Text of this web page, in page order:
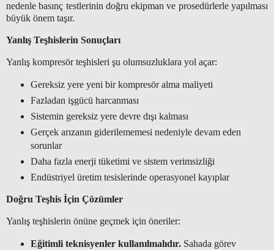
nedenle basınç testlerinin doğru ekipman ve prosedürlerle yapılması
büyük önem taşır.
Yanlış Teşhislerin Sonuçları
Yanlış kompresör teşhisleri şu olumsuzluklara yol açar:
Gereksiz yere yeni bir kompresör alma maliyeti
Fazladan işgücü harcanması
Sistemin gereksiz yere devre dışı kalması
Gerçek arızanın giderilememesi nedeniyle devam eden
sorunlar
Daha fazla enerji tüketimi ve sistem verimsizliği
Endüstriyel üretim tesislerinde operasyonel kayıplar
Doğru Teşhis İçin Çözümler
Yanlış teşhislerin önüne geçmek için öneriler:
Eğitimli teknisyenler kullanılmalıdır.Sahada görev